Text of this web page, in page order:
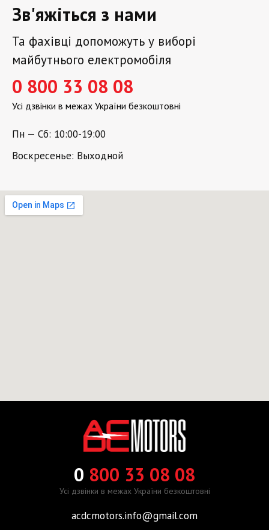
Зв'яжіться з нами
Та фахівці допоможуть у виборі
майбутнього електромобіля
0 800 33 08 08
Усі дзвінки в межах України безкоштовні
Пн — Сб: 10:00-19:00
Воскресенье: Выходной
0 800 33 08 08
Усі дзвінки в межах України безкоштовні
acdcmotors.info@gmail.com